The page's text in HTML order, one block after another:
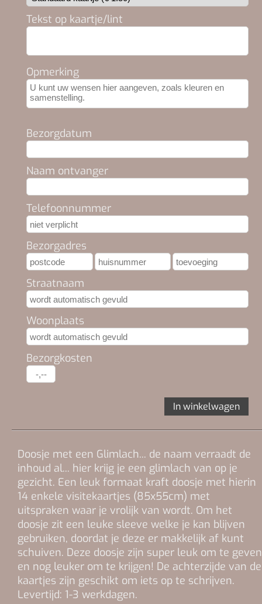
Tekst op kaartje/lint
Opmerking
Bezorgdatum
Naam ontvanger
Telefoonnummer
Bezorgadres
Straatnaam
Woonplaats
Bezorgkosten
In winkelwagen
Doosje met een Glimlach... de naam verraadt de
inhoud al... hier krijg je een glimlach van op je
gezicht. Een leuk formaat kraft doosje met hierin
14 enkele visitekaartjes (85x55cm) met
uitspraken waar je vrolijk van wordt. Om het
doosje zit een leuke sleeve welke je kan blijven
gebruiken, doordat je deze er makkelijk af kunt
schuiven. Deze doosje zijn super leuk om te geven
en nog leuker om te krijgen! De achterzijde van de
kaartjes zijn geschikt om iets op te schrijven.
Levertijd: 1-3 werkdagen.